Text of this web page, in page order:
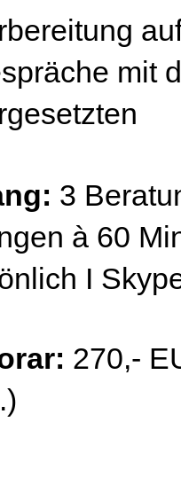
mit
3
à 60
I
270,-